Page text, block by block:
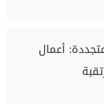
أعمال